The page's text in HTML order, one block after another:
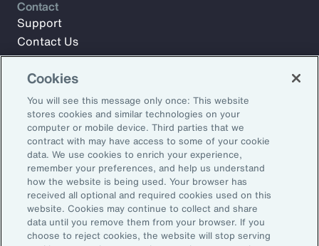
artikelen, rapporten en updates van ons team van experts.
E-mailadres:
Aanmelden
Contact
Support
Contact Us
©2026 Aon plc. Alle rechten voorbehouden.
SitemapPrivacy StatementAlgemene voorwaarden
E-mailvoorkeurenDienstenwijzer
Cookies
You will see this message only once: This website
stores cookies and similar technologies on your
computer or mobile device. Third parties that we
contract with may have access to some of your cookie
data. We use cookies to enrich your experience,
remember your preferences, and help us understand
how the website is being used. Your browser has
received all optional and required cookies used on this
website. Cookies may continue to collect and share
data until you remove them from your browser. If you
choose to reject cookies, the website will stop serving